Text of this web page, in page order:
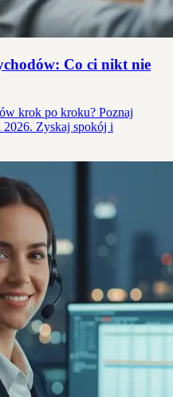
Co ci nikt nie
krok po kroku? Poznaj
2026. Zyskaj spokój i